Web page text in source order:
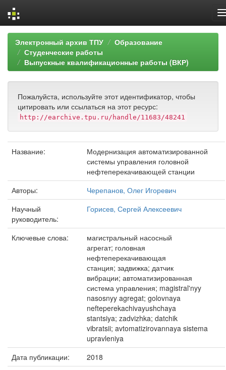
Skip
navigation
Электронный архив ТПУ
Образование
Студенческие работы
Выпускные квалификационные работы (ВКР)
Пожалуйста, используйте этот идентификатор, чтобы
цитировать или ссылаться на этот ресурс:
http://earchive.tpu.ru/handle/11683/48241
Название:
Модернизация автоматизированной
системы управления головной
нефтеперекачивающей станции
Авторы:
Черепанов, Олег Игоревич
Научный
руководитель:
Горисев, Сергей Алексеевич
Ключевые слова:
магистральный насосный
агрегат; головная
нефтеперекачивающая
станция; задвижка; датчик
вибрации; автоматизированная
система управления; magistral'nyy
nasosnyy agregat; golovnaya
nefteperekachivayushchaya
stantsiya; zadvizhka; datchik
vibratsii; avtomatizirovannaya sistema
upravleniya
Дата публикации:
2018